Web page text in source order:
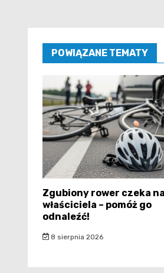
POWIĄZANE TEMATY
Zgubiony rower czeka na
właściciela – pomóż go
odnaleźć!
8 sierpnia 2026